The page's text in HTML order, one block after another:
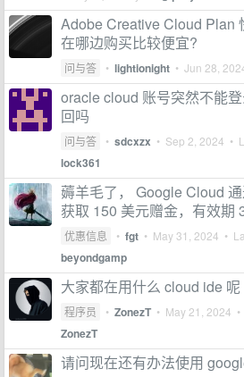
Adobe Creative Cloud Plan
在哪边购买比较便宜?
问与答 • lightionight • Jun 28,
oracle cloud 账号突然不能
回吗
问与答 • sdcxzx • Sep 2, 2024 •
lock361
薅羊毛了， Google Cloud
获取 150 美元赠金，有效期
优惠信息 • fgt • May 31, 2024 •
beyondgamp
大家都在用什么 cloud ide 呢
程序员 • ZonezT • May 21, 2024
ZonezT
请问现在还有办法使用